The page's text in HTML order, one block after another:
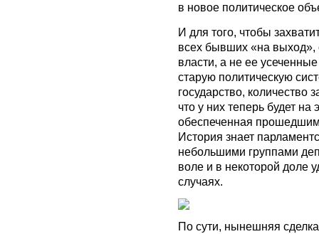
в новое политическое
И для того, чтобы
всех бывших «на
власти, а не ее
старую политическую
государство, количество
что у них теперь будет на
обеспеченная
История знает
небольшими группами
воле и в некоторой доле
случаях.
По сути, нынешняя